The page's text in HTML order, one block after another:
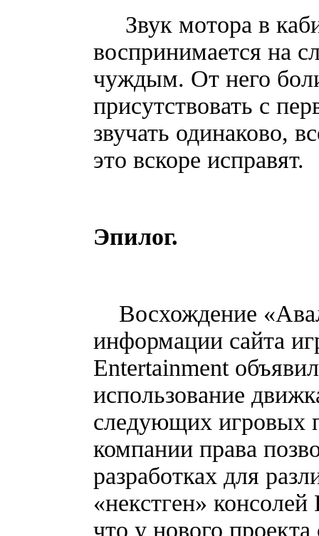
Звук мотора в
воспринимается на
чуждым. От него
присутствовать с
звучать одинаково,
это вскоре исправят.
Эпилог.
Восхождение
информации сайта
Entertainment
использование
следующих игровых
компании права
разработках для
«некстген»
что у нового